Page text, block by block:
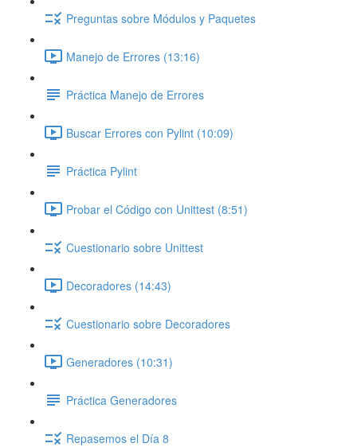
Preguntas sobre Módulos y Paquetes
Manejo de Errores (13:16)
Práctica Manejo de Errores
Buscar Errores con Pylint (10:09)
Práctica Pylint
Probar el Código con Unittest (8:51)
Cuestionario sobre Unittest
Decoradores (14:43)
Cuestionario sobre Decoradores
Generadores (10:31)
Práctica Generadores
Repasemos el Día 8